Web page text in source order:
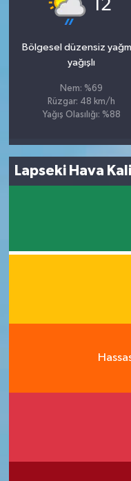
12
Bölgesel düzensiz
yağışlı
Nem: %69
Rüzgar: 48 km/h
Yağış Olasılığı: %88
Lapseki Hava